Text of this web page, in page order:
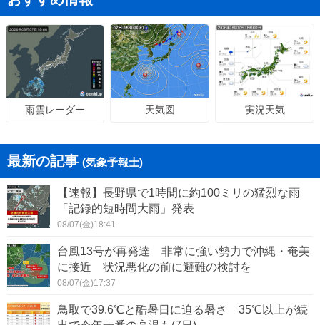
雨雲レーダー 天気図 実況天気
最新の記事 (気象予報士)
【速報】長野県で1時間に約100ミリの猛烈な雨
「記録的短時間大雨」発表
08/07(金)18:41
台風13号が再発達 非常に強い勢力で沖縄・奄美
に接近 状況悪化の前に避難の検討を
08/07(金)17:37
鳥取で39.6℃と酷暑日に迫る暑さ 35℃以上が続